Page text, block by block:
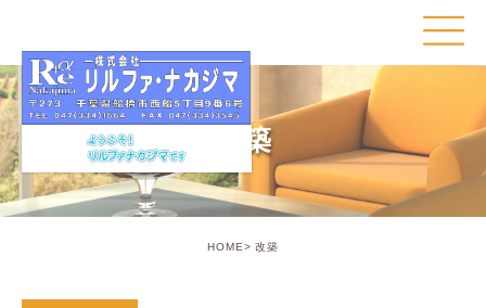
改築
HOME 改築